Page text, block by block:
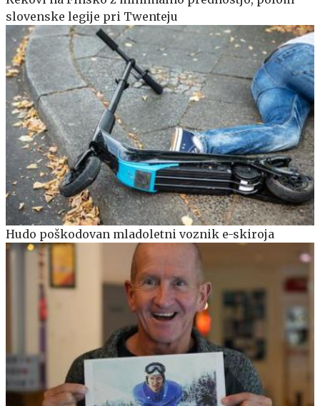
slovenske legije pri Twenteju
Hudo poškodovan mladoletni voznik e-skiroja